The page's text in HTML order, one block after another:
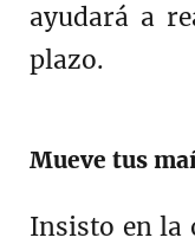
ayudará a
plazo.
Mueve tus
Insisto en la